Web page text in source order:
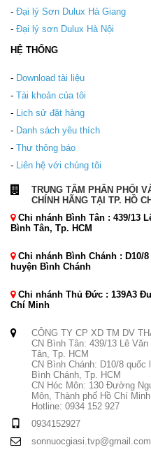
- Đại lý Sơn Dulux Hà Giang
- Đại lý sơn Dulux Hà Nội
HỆ THỐNG
- Download tài liệu
- Tài khoản của tôi
-
Lịch sử đặt hàng
- Danh sách yêu thích
- Thư thông báo
-
Liên hệ với chúng tôi
TRUNG TÂM PHÂN PHỐI
CHÍNH HÃNG TẠI TP. HỒ
Chi nhánh Bình Tân : 439/13
Bình Tân, Tp. HCM
Chi nhánh Bình Chánh : D10/
huyện Bình Chánh
Chi nhánh Thủ Đức : 139A3
Chí Minh
CÔNG TY CP XD TM DV
CN Bình Tân: 439/13 Lê
Tân, Tp. HCM
CN Bình Chánh: D10/8
Bình Chánh, Tp. HCM
CN Hóc Môn: 130 Đường
Môn, Thành phố Hồ Chí Minh
Hotline: 0934 152 927
0934152927
sonnuocgiasi.tvp@gmail.com